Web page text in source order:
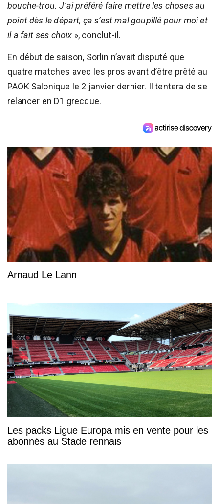
bouche-trou. J’ai préféré faire mettre les choses au
point dès le départ, ça s’est mal goupillé pour moi et
il a fait ses choix », conclut-il.
En début de saison, Sorlin n’avait disputé que
quatre matches avec les pros avant d’être prêté au
PAOK Salonique le 2 janvier dernier. Il tentera de se
relancer en D1 grecque.
Arnaud Le Lann
Les packs Ligue Europa mis en vente pour les
abonnés au Stade rennais